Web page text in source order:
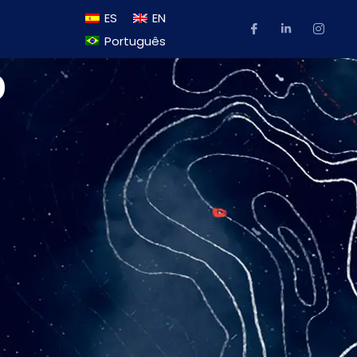
ES
EN
Português